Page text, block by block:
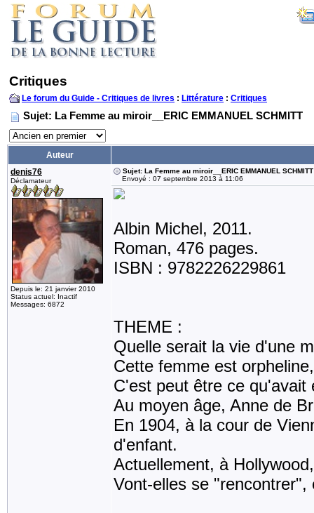
Critiques
Le forum du Guide - Critiques de livres : Littérature : Critiques
Sujet: La Femme au miroir__ERIC EMMANUEL SCHMITT
Auteur
denis76
Déclamateur
Depuis le: 21 janvier 2010
Status actuel: Inactif
Messages: 6872
Sujet: La Femme au miroir__ERIC EMMANUEL SCHMITT
Envoyé : 07 septembre 2013 à 11:06
Albin Michel, 2011.
Roman, 476 pages.
ISBN : 9782226229861
THEME :
Quelle serait la vie d'une
Cette femme est
C'est peut être ce
Au moyen âge, Anne de
En 1904, à la cour de
d'enfant.
Actuellement, à
Vont-elles se "rencontrer",